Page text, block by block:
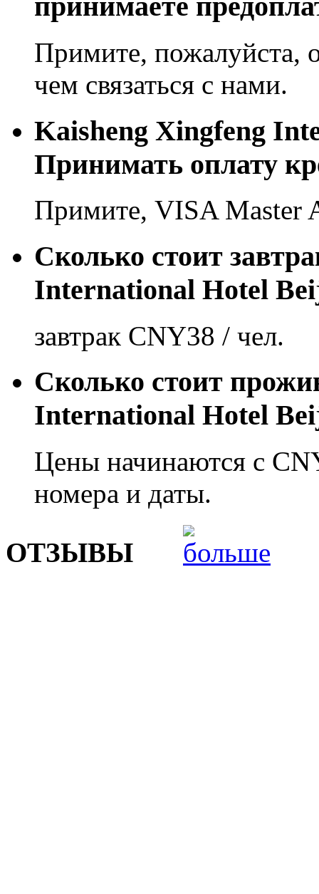
Примите, пожалуйста,
чем связаться с нами.
Kaisheng Xingfeng
Принимать оплату
Примите, VISA Master
Сколько стоит
International Hotel
завтрак CNY38 / чел.
Сколько стоит
International Hotel
Цены начинаются с
номера и даты.
ОТЗЫВЫ